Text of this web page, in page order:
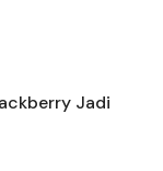
Jadi